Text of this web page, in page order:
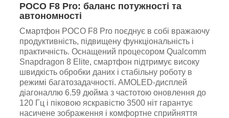
POCO F8 Pro: баланс потужності та
автономності
Смартфон POCO F8 Pro поєднує в собі вражаючу
продуктивність, підвищену функціональність і
практичність. Оснащений процесором Qualcomm
Snapdragon 8 Elite, смартфон підтримує високу
швидкість обробки даних і стабільну роботу в
режимі багатозадачності. AMOLED-дисплей
діагоналлю 6.59 дюйма з частотою оновлення до
120 Гц і піковою яскравістю 3500 ніт гарантує
насичене зображення і комфортне сприйняття